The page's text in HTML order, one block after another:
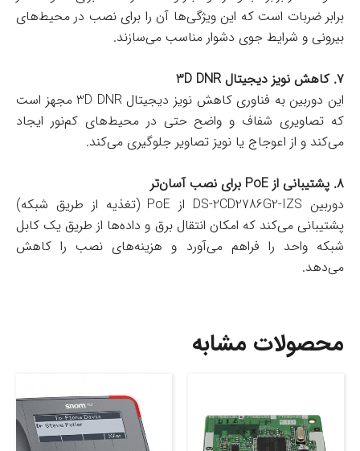
برابر ضربات است که این ویژگی‌ها آن را برای نصب در محیط‌های
بیرونی و شرایط جوی دشوار مناسب می‌سازند.
۷. کاهش نویز دیجیتال 3D DNR
این دوربین به فناوری کاهش نویز دیجیتال 3D DNR مجهز است
که تصاویری شفاف و واضح حتی در محیط‌های کم‌نور ایجاد
می‌کند و از اعوجاج یا نویز تصاویر جلوگیری می‌کند.
۸. پشتیبانی از PoE برای نصب آسان‌تر
دوربین DS-2CD2786G2-IZS از PoE (تغذیه از طریق شبکه)
پشتیبانی می‌کند که امکان انتقال برق و داده‌ها از طریق یک کابل
شبکه واحد را فراهم می‌آورد و هزینه‌های نصب را کاهش
می‌دهد.
محصولات مشابه